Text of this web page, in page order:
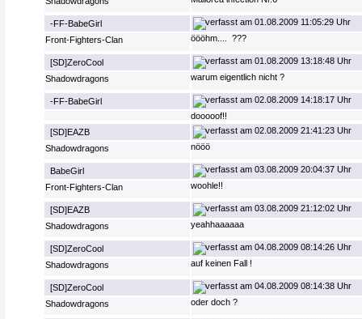
-FF-BabeGirl
01.08.2009 11:05:29 Uhr
Front-Fighters-Clan
öööhm.... ???
[SD]ZeroCool
01.08.2009 13:18:48 Uhr
Shadowdragons
warum eigentlich nicht ?
-FF-BabeGirl
02.08.2009 14:18:17 Uhr
dooooof!!
[SD]EAZB
02.08.2009 21:41:23 Uhr
Shadowdragons
nööö
BabeGirl
03.08.2009 20:04:37 Uhr
Front-Fighters-Clan
woohle!!
[SD]EAZB
03.08.2009 21:12:02 Uhr
Shadowdragons
yeahhaaaaaa
[SD]ZeroCool
04.08.2009 08:14:26 Uhr
Shadowdragons
auf keinen Fall !
[SD]ZeroCool
04.08.2009 08:14:38 Uhr
Shadowdragons
oder doch ?